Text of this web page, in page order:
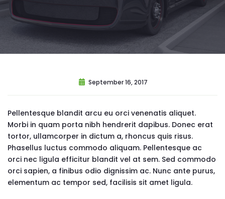
September 16, 2017
Pellentesque blandit arcu eu orci venenatis aliquet.
Morbi in quam porta nibh hendrerit dapibus. Donec erat
tortor, ullamcorper in dictum a, rhoncus quis risus.
Phasellus luctus commodo aliquam. Pellentesque ac
orci nec ligula efficitur blandit vel at sem. Sed commodo
orci sapien, a finibus odio dignissim ac. Nunc ante purus,
elementum ac tempor sed, facilisis sit amet ligula.